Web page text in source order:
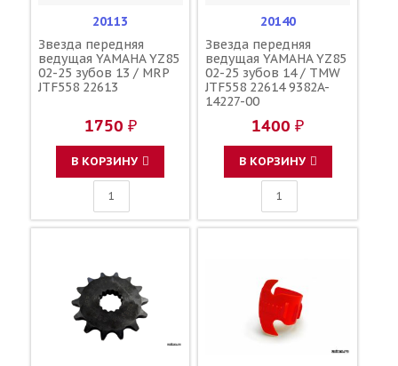
20113
Звезда передняя
ведущая YAMAHA YZ85
02-25 зубов 13 / MRP
JTF558 22613
1750 ₽
В КОРЗИНУ
20140
Звезда передняя
ведущая YAMAHA YZ85
02-25 зубов 14 / TMW
JTF558 22614 9382A-
14227-00
1400 ₽
В КОРЗИНУ